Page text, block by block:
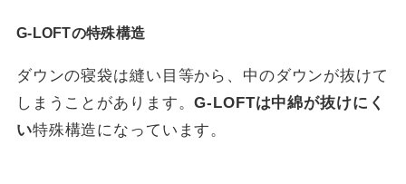
G-LOFTの特殊構造
ダウンの寝袋は縫い目等から、中のダウンが抜けて
しまうことがあります。G-LOFTは中綿が抜けにく
い特殊構造になっています。